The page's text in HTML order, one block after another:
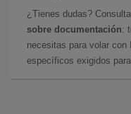
¿Tienes dudas?
sobre documentación:
necesitas para volar
específicos exigidos